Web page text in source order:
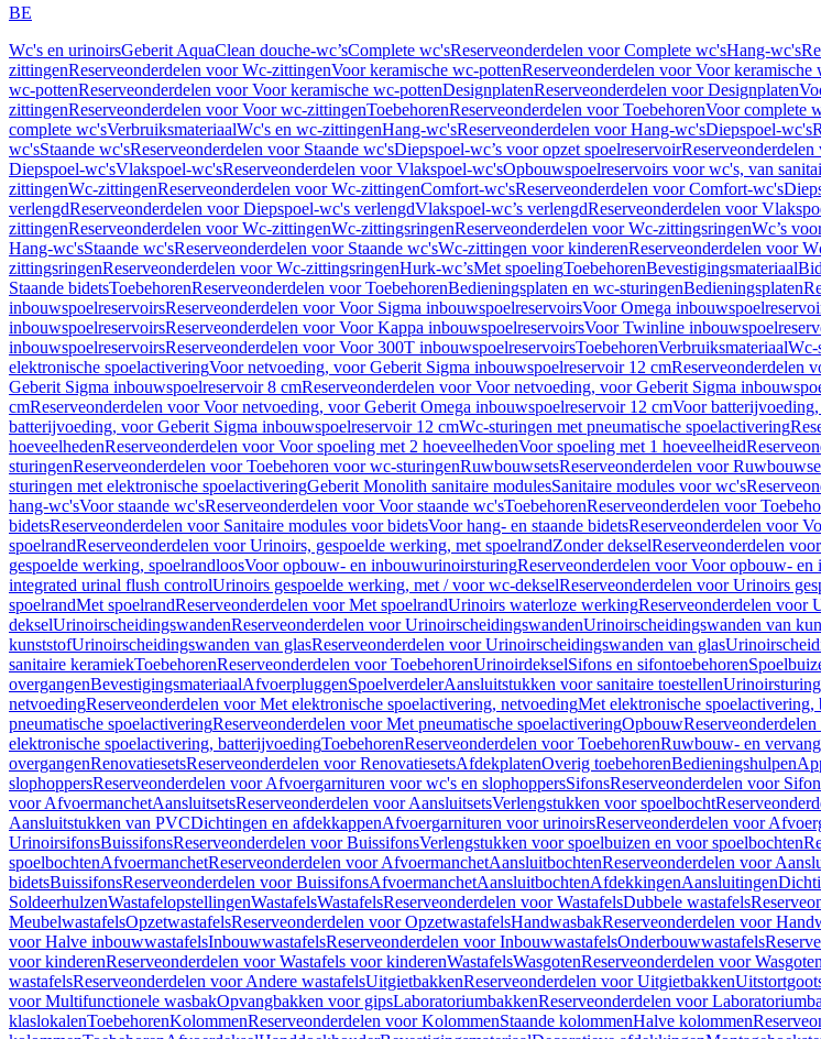
BE
Wc's en urinoirsGeberit AquaClean douche-wc’sComplete wc'sReserveonderdelen voor Complete wc'sHang-wc's
zittingenReserveonderdelen voor Wc-zittingenVoor keramische wc-pottenReserveonderdelen voor Voor keramische
wc-pottenReserveonderdelen voor Voor keramische wc-pottenDesignplatenReserveonderdelen voor Designplaten
zittingenReserveonderdelen voor Voor wc-zittingenToebehorenReserveonderdelen voor ToebehorenVoor complete
complete wc'sVerbruiksmateriaalWc's en wc-zittingenHang-wc'sReserveonderdelen voor Hang-wc'sDiepspoel-wc's
wc'sStaande wc'sReserveonderdelen voor Staande wc'sDiepspoel-wc’s voor opzet spoelreservoir
Diepspoel-wc'sVlakspoel-wc'sReserveonderdelen voor Vlakspoel-wc'sOpbouwspoelreservoirs voor wc's, van
zittingenWc-zittingenReserveonderdelen voor Wc-zittingenComfort-wc'sReserveonderdelen voor Comfort-wc's
verlengdReserveonderdelen voor Diepspoel-wc's verlengdVlakspoel-wc’s verlengdReserveonderdelen voor
zittingenReserveonderdelen voor Wc-zittingenWc-zittingsringenReserveonderdelen voor Wc-zittingsringenWc’s
Hang-wc'sStaande wc'sReserveonderdelen voor Staande wc'sWc-zittingen voor kinderenReserveonderdelen voor
zittingsringenReserveonderdelen voor Wc-zittingsringenHurk-wc’sMet spoelingToebehorenBevestigingsmateriaal
Staande bidetsToebehorenReserveonderdelen voor ToebehorenBedieningsplaten en wc-sturingenBedieningsplaten
inbouwspoelreservoirsReserveonderdelen voor Voor Sigma inbouwspoelreservoirsVoor Omega
inbouwspoelreservoirsReserveonderdelen voor Voor Kappa inbouwspoelreservoirsVoor Twinline
inbouwspoelreservoirsReserveonderdelen voor Voor 300T inbouwspoelreservoirsToebehorenVerbruiksmateriaalWc-
elektronische spoelactiveringVoor netvoeding, voor Geberit Sigma inbouwspoelreservoir 12 cmReserveonderdelen
Geberit Sigma inbouwspoelreservoir 8 cmReserveonderdelen voor Voor netvoeding, voor Geberit Sigma
cmReserveonderdelen voor Voor netvoeding, voor Geberit Omega inbouwspoelreservoir 12 cmVoor
batterijvoeding, voor Geberit Sigma inbouwspoelreservoir 12 cmWc-sturingen met pneumatische spoelactivering
hoeveelhedenReserveonderdelen voor Voor spoeling met 2 hoeveelhedenVoor spoeling met 1 hoeveelheid
sturingenReserveonderdelen voor Toebehoren voor wc-sturingenRuwbouwsetsReserveonderdelen voor
sturingen met elektronische spoelactiveringGeberit Monolith sanitaire modulesSanitaire modules voor wc's
hang-wc'sVoor staande wc'sReserveonderdelen voor Voor staande wc'sToebehorenReserveonderdelen voor
bidetsReserveonderdelen voor Sanitaire modules voor bidetsVoor hang- en staande bidetsReserveonderdelen voor
spoelrandReserveonderdelen voor Urinoirs, gespoelde werking, met spoelrandZonder dekselReserveonderdelen
gespoelde werking, spoelrandloosVoor opbouw- en inbouwurinoirsturingReserveonderdelen voor Voor opbouw-
integrated urinal flush controlUrinoirs gespoelde werking, met / voor wc-dekselReserveonderdelen voor Urinoirs
spoelrandMet spoelrandReserveonderdelen voor Met spoelrandUrinoirs waterloze werkingReserveonderdelen voor
dekselUrinoirscheidingswandenReserveonderdelen voor UrinoirscheidingswandenUrinoirscheidingswanden van
kunststofUrinoirscheidingswanden van glasReserveonderdelen voor Urinoirscheidingswanden van glas
sanitaire keramiekToebehorenReserveonderdelen voor ToebehorenUrinoirdekselSifons en sifontoebehoren
overgangenBevestigingsmateriaalAfvoerpluggenSpoelverdelerAansluitstukken voor sanitaire toestellen
netvoedingReserveonderdelen voor Met elektronische spoelactivering, netvoedingMet elektronische spoelactivering,
pneumatische spoelactiveringReserveonderdelen voor Met pneumatische spoelactiveringOpbouw
elektronische spoelactivering, batterijvoedingToebehorenReserveonderdelen voor ToebehorenRuwbouw- en
overgangenRenovatiesetsReserveonderdelen voor RenovatiesetsAfdekplatenOverig toebehorenBedieningshulpen
slophoppersReserveonderdelen voor Afvoergarnituren voor wc's en slophoppersSifonsReserveonderdelen voor
voor AfvoermanchetAansluitsetsReserveonderdelen voor AansluitsetsVerlengstukken voor spoelbocht
Aansluitstukken van PVCDichtingen en afdekkappenAfvoergarnituren voor urinoirsReserveonderdelen voor
UrinoirsifonsBuissifonsReserveonderdelen voor BuissifonsVerlengstukken voor spoelbuizen en voor spoelbochten
spoelbochtenAfvoermanchetReserveonderdelen voor AfvoermanchetAansluitbochtenReserveonderdelen voor
bidetsBuissifonsReserveonderdelen voor BuissifonsAfvoermanchetAansluitbochtenAfdekkingenAansluitingen
SoldeerhulzenWastafelopstellingenWastafelsWastafelsReserveonderdelen voor WastafelsDubbele wastafels
MeubelwastafelsOpzetwastafelsReserveonderdelen voor OpzetwastafelsHandwasbakReserveonderdelen voor
voor Halve inbouwwastafelsInbouwwastafelsReserveonderdelen voor InbouwwastafelsOnderbouwwastafels
voor kinderenReserveonderdelen voor Wastafels voor kinderenWastafelsWasgotenReserveonderdelen voor Wasgoten
wastafelsReserveonderdelen voor Andere wastafelsUitgietbakkenReserveonderdelen voor Uitgietbakken
voor Multifunctionele wasbakOpvangbakken voor gipsLaboratoriumbakkenReserveonderdelen voor
klaslokalenToebehorenKolommenReserveonderdelen voor KolommenStaande kolommenHalve kolommen